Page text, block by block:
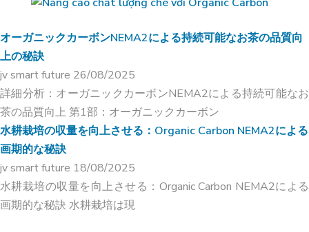
オーガニックカーボンNEMA2による持続可能なお茶の品質向
上の秘訣
jv smart future 26/08/2025
詳細分析：オーガニックカーボンNEMA2による持続可能なお
茶の品質向上 第1部：オーガニックカーボン
水耕栽培の収量を向上させる：Organic Carbon NEMA2による
画期的な秘訣
jv smart future 18/08/2025
水耕栽培の収量を向上させる：Organic Carbon NEMA2による
画期的な秘訣 水耕栽培は現